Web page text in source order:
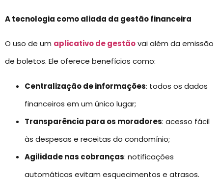
A tecnologia como aliada da gestão financeira
O uso de um aplicativo de gestãovai além da emissão
de boletos. Ele oferece benefícios como:
Centralização de informações: todos os dados
financeiros em um único lugar;
Transparência para os moradores: acesso fácil
às despesas e receitas do condomínio;
Agilidade nas cobranças: notificações
automáticas evitam esquecimentos e atrasos.